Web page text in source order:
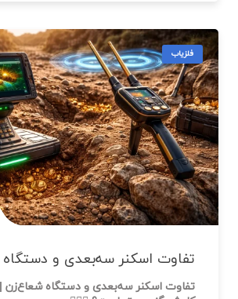
فلزیاب
تفاوت اسکنر سه‌بعدی و
تفاوت اسکنر سه‌بعدی و دستگاه شعاع‌زن |